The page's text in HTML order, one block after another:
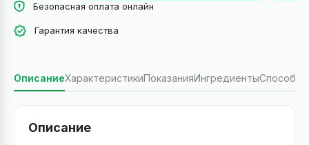
Безопасная оплата онлайн
Гарантия качества
ОписаниеХарактеристикиПоказанияИнгредиентыСпособ
Описание